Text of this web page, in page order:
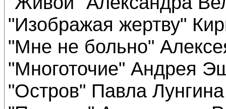
"Изображая жертву"
"Мне не больно"
"Многоточие" Андрея
"Остров" Павла Лунгина